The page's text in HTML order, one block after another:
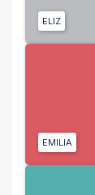
ELIZ
EMILIA